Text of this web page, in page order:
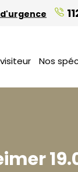
Nos